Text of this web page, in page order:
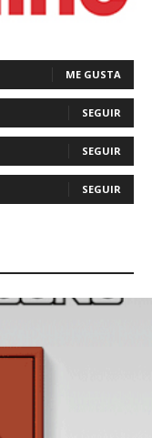
ME GUSTA
SEGUIR
SEGUIR
SEGUIR